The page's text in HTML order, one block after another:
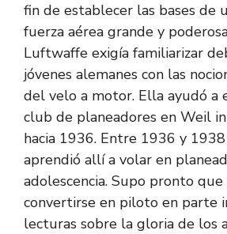
fin de establecer las bases de
fuerza aérea grande y
Luftwaffe exigía familiarizar
jóvenes alemanes con las
del velo a motor. Ella ayudó a
club de planeadores en Weil
hacia 1936. Entre 1936 y
aprendió allí a volar en
adolescencia. Supo pronto
convertirse en piloto en parte
lecturas sobre la gloria de los